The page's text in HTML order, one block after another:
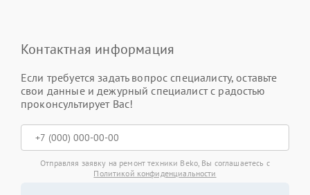
Контактная информация
Если требуется задать вопрос специалисту, оставьте
свои данные и дежурный специалист с радостью
проконсультирует Вас!
Отправляя заявку на ремонт техники Beko, Вы соглашаетесь с
Политикой конфиденциальности